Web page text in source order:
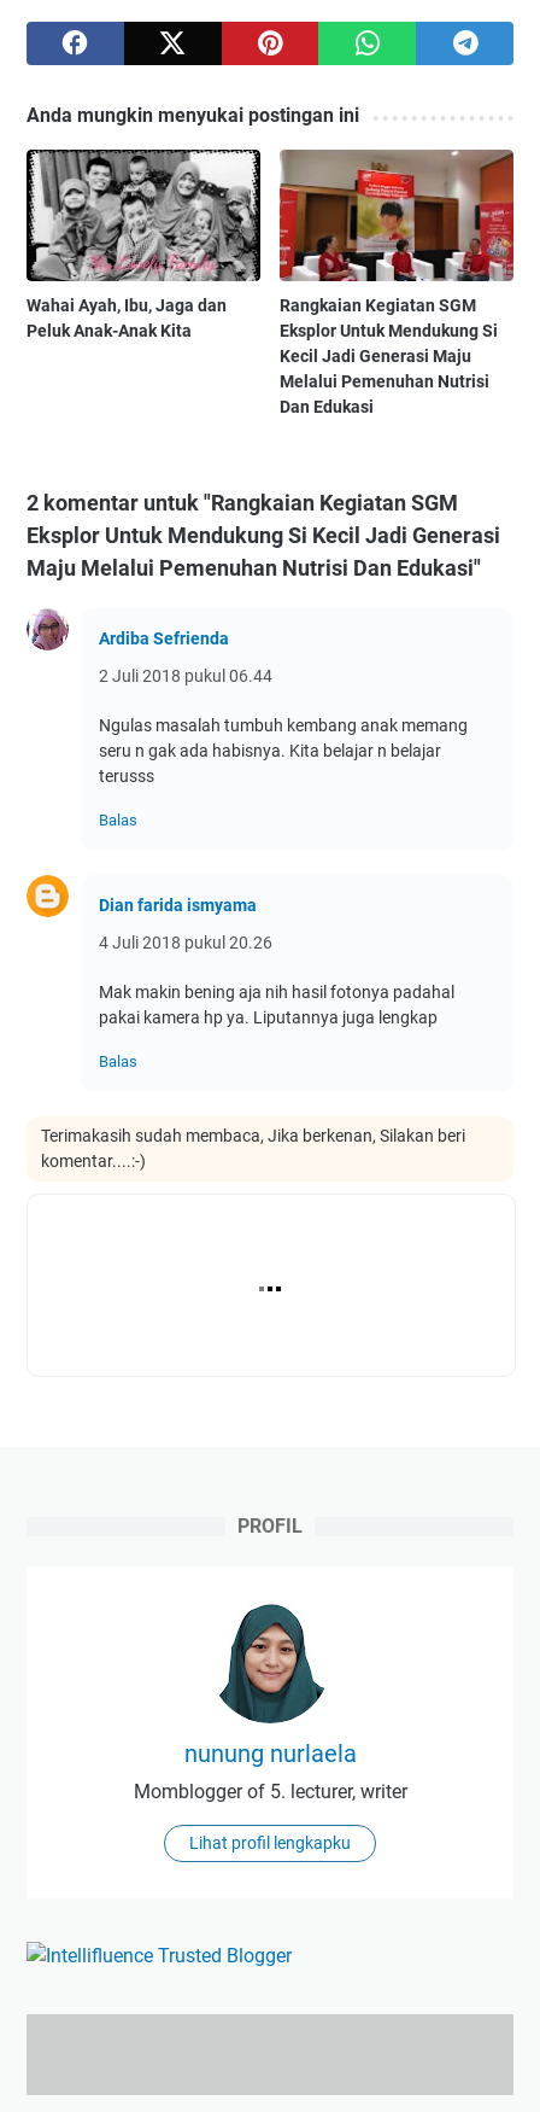
Anda mungkin menyukai postingan ini
Wahai Ayah, Ibu, Jaga dan
Peluk Anak-Anak Kita
Rangkaian Kegiatan SGM
Eksplor Untuk Mendukung Si
Kecil Jadi Generasi Maju
Melalui Pemenuhan Nutrisi
Dan Edukasi
2 komentar untuk "Rangkaian Kegiatan SGM
Eksplor Untuk Mendukung Si Kecil Jadi Generasi
Maju Melalui Pemenuhan Nutrisi Dan Edukasi"
Ardiba Sefrienda
2 Juli 2018 pukul 06.44
Ngulas masalah tumbuh kembang anak memang
seru n gak ada habisnya. Kita belajar n belajar
terusss
Balas
Dian farida ismyama
4 Juli 2018 pukul 20.26
Mak makin bening aja nih hasil fotonya padahal
pakai kamera hp ya. Liputannya juga lengkap
Balas
Terimakasih sudah membaca, Jika berkenan, Silakan beri
komentar....:-)
PROFIL
nunung nurlaela
Momblogger of 5. lecturer, writer
Lihat profil lengkapku